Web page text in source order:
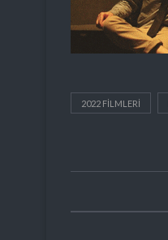
2022 FILMLERI